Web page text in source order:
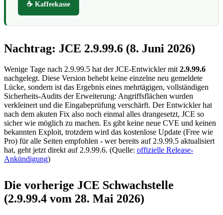
☕ Kaffeekasse
Nachtrag: JCE 2.9.99.6 (8. Juni 2026)
Wenige Tage nach 2.9.99.5 hat der JCE-Entwickler mit2.9.99.6
nachgelegt. Diese Version behebt keine einzelne neu gemeldete
Lücke, sondern ist das Ergebnis eines mehrtägigen, vollständigen
Sicherheits-Audits der Erweiterung: Angriffsflächen wurden
verkleinert und die Eingabeprüfung verschärft. Der Entwickler hat
nach dem akuten Fix also noch einmal alles drangesetzt, JCE so
sicher wie möglich zu machen. Es gibt keine neue CVE und keinen
bekannten Exploit, trotzdem wird das kostenlose Update (Free wie
Pro) für alle Seiten empfohlen - wer bereits auf 2.9.99.5 aktualisiert
hat, geht jetzt direkt auf 2.9.99.6. (Quelle: offizielle Release-
Ankündigung)
Die vorherige JCE Schwachstelle
(2.9.99.4 vom 28. Mai 2026)